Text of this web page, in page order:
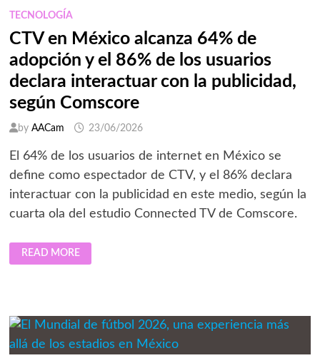
RESPUESTAS
DE
TECNOLOGÍA:
¿CÓMO
SE
ESTÁ
TRANSFORMANDO
EL
FÚTBOL?
TECNOLOGÍA
CTV en México alcanza 64% de
adopción y el 86% de los usuarios
declara interactuar con la publicidad,
según Comscore
by AACam 23/06/2026
El 64% de los usuarios de internet en México se
define como espectador de CTV, y el 86% declara
interactuar con la publicidad en este medio, según la
cuarta ola del estudio Connected TV de Comscore.
CTV
EN
MÉXICO
Y
EL
86%
DE
LOS
READ MORE